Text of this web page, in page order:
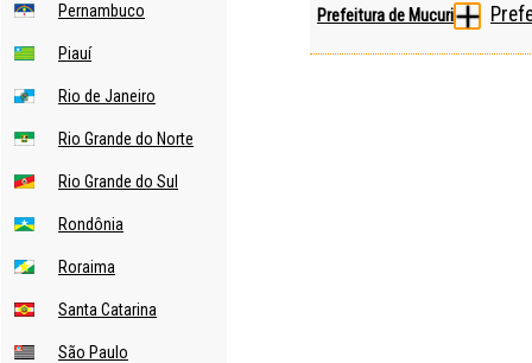
Pernambuco
Piauí
Rio de Janeiro
Rio Grande do Norte
Rio Grande do Sul
Rondônia
Roraima
Santa Catarina
São Paulo
Prefeitura de Mucuri